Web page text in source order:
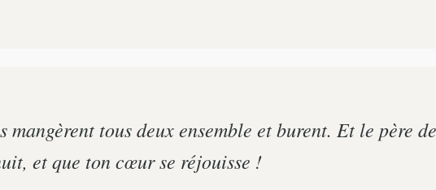
mangèrent tous deux ensemble et burent. Et le père
et que ton cœur se réjouisse !